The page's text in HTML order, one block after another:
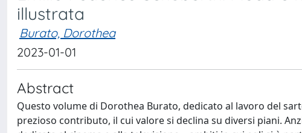
illustrata
Burato, Dorothea
2023-01-01
Abstract
Questo volume di Dorothea Burato, dedicato al lavoro del
prezioso contributo, il cui valore si declina su diversi piani.